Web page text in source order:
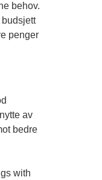
behov.
penger
av
bedre